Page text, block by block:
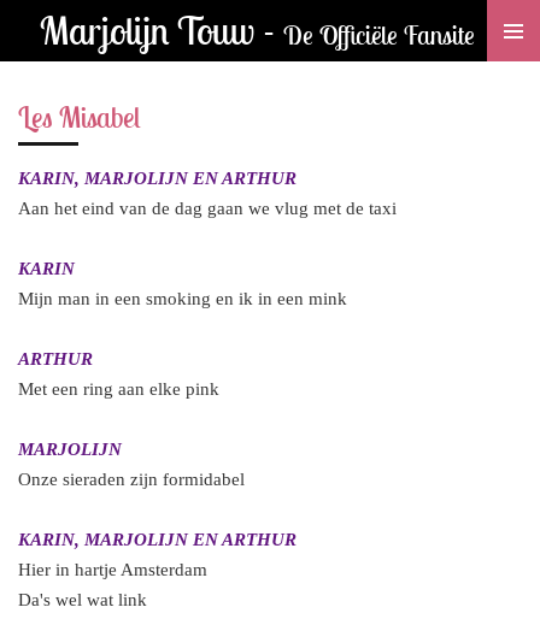
de
hoofdinhoud
Marjolijn Touw - De Officiële Fansite
Les Misabel
KARIN, MARJOLIJN EN ARTHUR
Aan het eind van de dag gaan we vlug met de taxi
KARIN
Mijn man in een smoking en ik in een mink
ARTHUR
Met een ring aan elke pink
MARJOLIJN
Onze sieraden zijn formidabel
KARIN, MARJOLIJN EN ARTHUR
Hier in hartje Amsterdam
Da's wel wat link